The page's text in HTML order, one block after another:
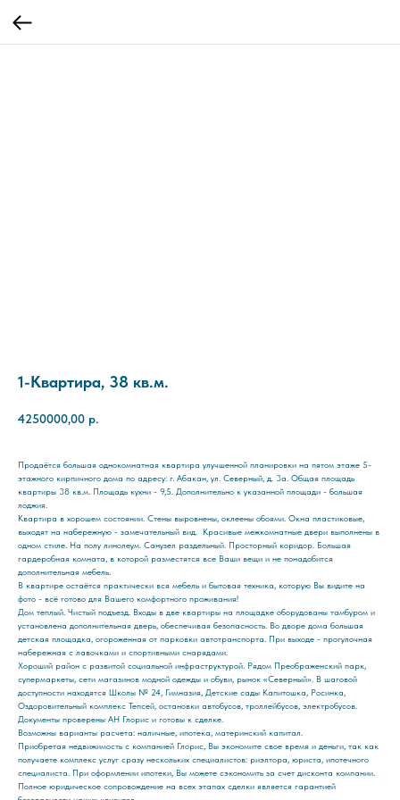
1-Квартира, 38 кв.м.
4250000,00 р.
Продаётся большая однокомнатная квартира улучшенной планировки на пятом этаже 5-
этажного кирпичного дома по адресу: г. Абакан, ул. Северный, д. 3а. Общая площадь
квартиры 38 кв.м. Площадь кухни - 9,5. Дополнительно к указанной площади - большая
лоджия.
Квартира в хорошем состоянии. Стены выровнены, оклеены обоями. Окна пластиковые,
выходят на набережную - замечательный вид. Красивые межкомнатные двери выполнены в
одном стиле. На полу линолеум. Санузел раздельный. Просторный коридор. Большая
гардеробная комната, в которой разместятся все Ваши вещи и не понадобится
дополнительная мебель.
В квартире остаётся практически вся мебель и бытовая техника, которую Вы видите на
фото - всё готово для Вашего комфортного проживания!
Дом теплый. Чистый подъезд. Входы в две квартиры на площадке оборудованы тамбуром и
установлена дополнительная дверь, обеспечивая безопасность. Во дворе дома большая
детская площадка, огороженная от парковки автотранспорта. При выходе - прогулочная
набережная с лавочками и спортивными снарядами.
Хороший район с развитой социальной инфраструктурой. Рядом Преображенский парк,
супермаркеты, сети магазинов модной одежды и обуви, рынок «Северный». В шаговой
доступности находятся Школы № 24, Гимназия, Детские сады Капитошка, Росинка,
Оздоровительный комплекс Тепсей, остановки автобусов, троллейбусов, электробусов.
Документы проверены АН Глорис и готовы к сделке.
Возможны варианты расчета: наличные, ипотека, материнский капитал.
Приобретая недвижимость с компанией Глорис, Вы экономите свое время и деньги, так как
получаете комплекс услуг сразу нескольких специалистов: риэлтора, юриста, ипотечного
специалиста. При оформлении ипотеки, Вы можете сэкономить за счет дисконта компании.
Полное юридическое сопровождение на всех этапах сделки является гарантией